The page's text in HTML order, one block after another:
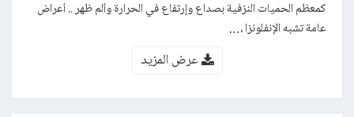
كمعظم الحميات النزفية بصداع وإرتفاع في الحرارة وألم ظهر .. أعراض
عامة تشبه الإنفلونزا ،…
عرض المزيد